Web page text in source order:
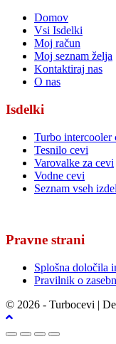
Domov
Vsi Isdelki
Moj račun
Moj seznam želja
Kontaktiraj nas
O nas
Isdelki
Turbo intercooler
Tesnilo cevi
Varovalke za cevi
Vodne cevi
Seznam vseh
Pravne strani
Splošna določila
Pravilnik o
© 2026 - Turbocevi |